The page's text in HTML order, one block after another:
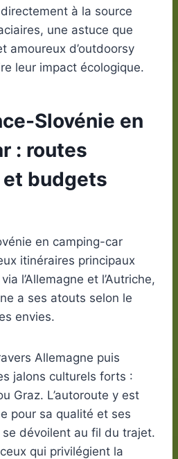
à la source
une astuce que
amoureux d’outdoorsy
leur impact écologique.
Slovénie en
: routes
budgets
en camping-car
itinéraires principaux
l’Allemagne et l’Autriche,
a ses atouts selon le
envies.
Allemagne puis
jalons culturels forts :
Graz. L’autoroute y est
pour sa qualité et ses
dévoilent au fil du trajet.
qui privilégient la